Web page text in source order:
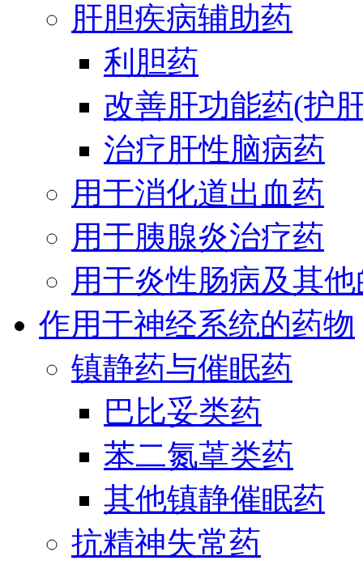
肝胆疾病辅助药
利胆药
改善肝功能药(护
治疗肝性脑病药
用于消化道出血药
用于胰腺炎治疗药
用于炎性肠病及其
作用于神经系统的药物
镇静药与催眠药
巴比妥类药
苯二氮䓬类药
其他镇静催眠药
抗精神失常药